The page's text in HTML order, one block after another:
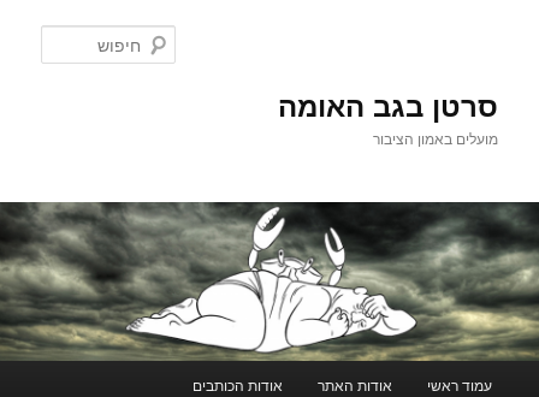
סרטן בגב האומה
מועלים באמון הציבור
עמוד ראשי אודות האתר אודות הכותבים